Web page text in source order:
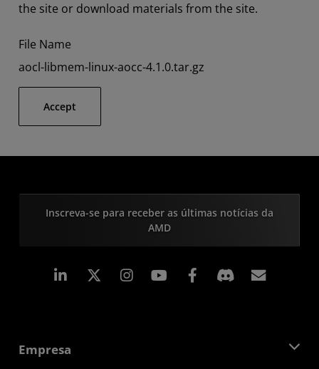
the site or download materials from the site.
File Name
aocl-libmem-linux-aocc-4.1.0.tar.gz
Accept
Inscreva-se para receber as últimas notícias da
AMD
Linkedin Instagram Facebook
Empresa